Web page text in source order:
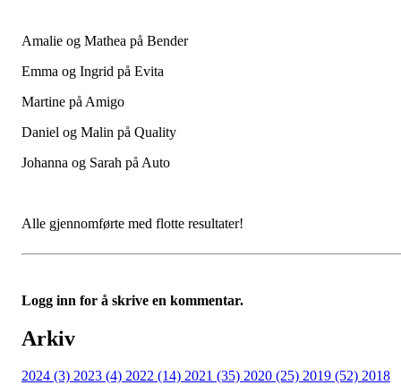
Amalie og Mathea på Bender
Emma og Ingrid på Evita
Martine på Amigo
Daniel og Malin på Quality
Johanna og Sarah på Auto
Alle gjennomførte med flotte resultater!
Logg inn for å skrive en kommentar.
Arkiv
2024 (3) 2023 (4) 2022 (14) 2021 (35) 2020 (25) 2019 (52) 2018